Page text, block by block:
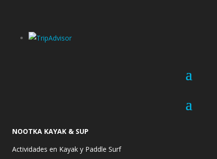
NOOTKA KAYAK & SUP
Actividades en Kayak y Paddle Surf